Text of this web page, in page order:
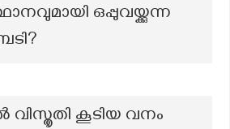
ഒപ്പുവയ്ക്കുന്ന
വിസ്തൃതി കൂടിയ വനം